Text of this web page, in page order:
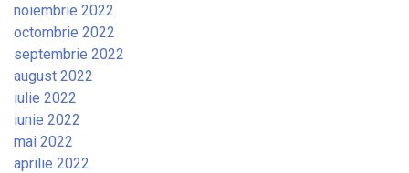
noiembrie 2022
octombrie 2022
septembrie 2022
august 2022
iulie 2022
iunie 2022
mai 2022
aprilie 2022